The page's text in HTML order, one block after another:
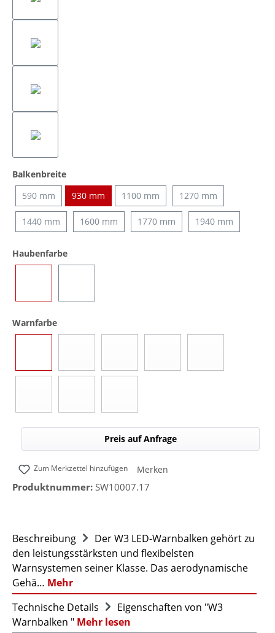
Balkenbreiteauswählen
590 mm
930 mm 1100 mm 1270 mm
1440 mm 1600 mm 1770 mm 1940 mm
Haubenfarbeauswählen
Warnfarbeauswählen
Preis auf Anfrage
Zum Merkzettel hinzufügen Merken
Produktnummer: SW10007.17
Beschreibung
Der W3 LED-Warnbalken gehört zu
den leistungsstärksten und flexibelsten
Warnsystemen seiner Klasse. Das aerodynamische
Gehä… Mehr
Technische Details
Eigenschaften von "W3
Warnbalken " Mehr lesen